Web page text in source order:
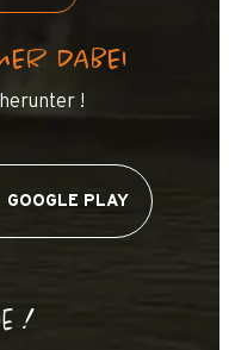
DABEI
!
GOOGLE PLAY
!